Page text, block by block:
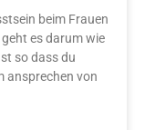
beim Frauen
es darum wie
so dass du
ansprechen von